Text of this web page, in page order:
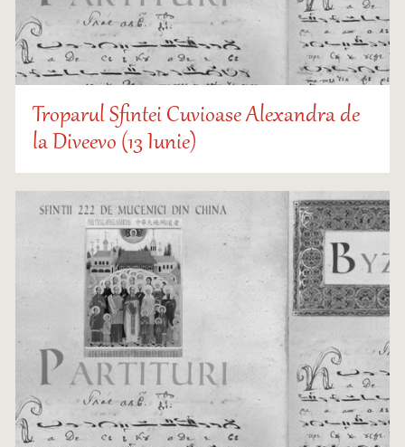
Troparul Sfintei Cuvioase Alexandra de
la Diveevo (13 Iunie)